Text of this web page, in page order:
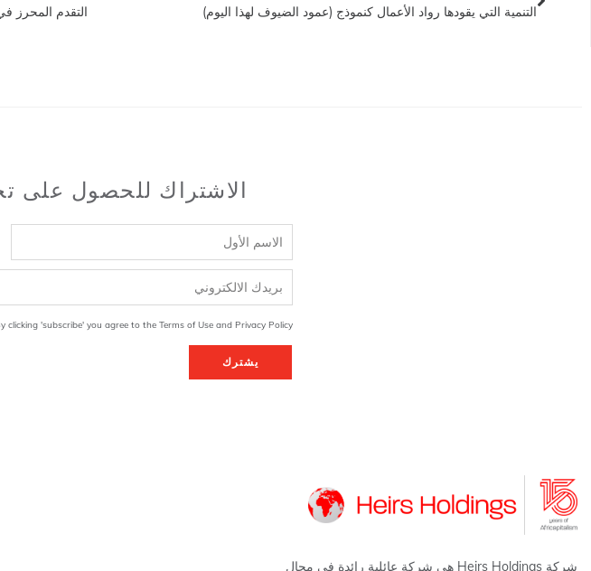
التنمية التي يقودها رواد الأعمال كنموذج (عمود الضيوف لهذا اليوم) التقدم المحرز
الاشتراك للحصول على
clicking 'subscribe' you agree to the Terms of Use and Privacy Policy
يشترك
شركة Heirs Holdings هي شركة عائلية رائدة في مجال